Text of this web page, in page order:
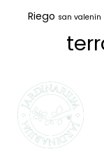
Riego san valenín